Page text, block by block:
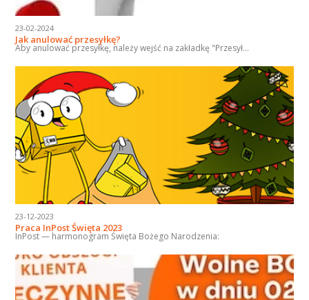
23-02-2024
Jak anulować przesyłkę?
Aby anulować przesyłkę, należy wejść na zakładkę "Przesył...
23-12-2023
Praca InPost Święta 2023
InPost — harmonogram Święta Bożego Narodzenia: